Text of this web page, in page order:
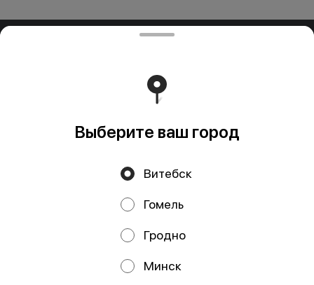
ООО "ПАДТАЙ-ГРУПП"
Свидетельство выдано Минским горисполкомом
03.12.2020 г. Интернет-магазин зарегистрирован в
Торговом реестре Республики Беларусь 18.01.2021г.
Публичная оферта
Выберите ваш город
Витебск
Гомель
Гродно
Минск